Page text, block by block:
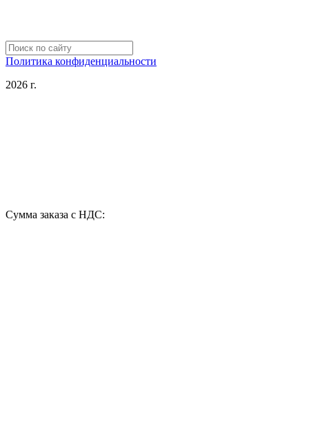
Политика конфиденциальности
2026 г.
Сумма заказа с НДС: